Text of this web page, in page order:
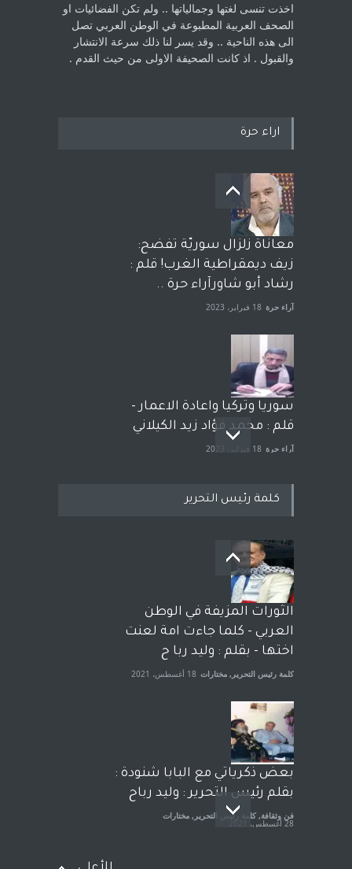
اخذت ‏تنسى لغتها وجمالياتها .. ولم تكن الفضائيات او
الصحف العربية المطبوعة في الوطن ‏العربي تصل
الى هذه الناحية .. وقد يسر لنا ذلك سرعة الانتشار
والقبول . اذ كانت ‏الصحيفة الاولى من حيث القدم . ‏
اراء حرة
معاناة زلزال سوريّة تفضح:
زيف ديمقراطية الغرب! قلم :
رشاد أبو شاورآراء حرة ..
آراء حرة 18 فبراير، 2023
سوريا وتركيا واعادة الاعمار -
قلم : محمد فؤاد زيد الكيلاني
آراء حرة 18 فبراير، 2023
بعد معارك قضائية طاحنة كتب
وترافع فيها بنفسه مرة اخرى..
الشيخ طارق يوسف يقهر
الحكومة الأمريكية ، فأعطوه
الجنسية عن يد وهم صاغرون،
آراء حرة مختارات 7 أبريل، 2023
كلمة رئيس التحرير
الثورات المزيفة في الوطن
العربي - كلما جاءت امة لعنت
اختها - بقلم : وليد ربا ح
كلمة رئيس التحرير , مختارات 18 أغسطس، 2021
بعض ذكرياتي مع البابا شنودة :
بقلم رئيس التحرير : وليد رباح
فن وثقافة, كلمة رئيس التحرير , مختارات
28 أغسطس، 2021